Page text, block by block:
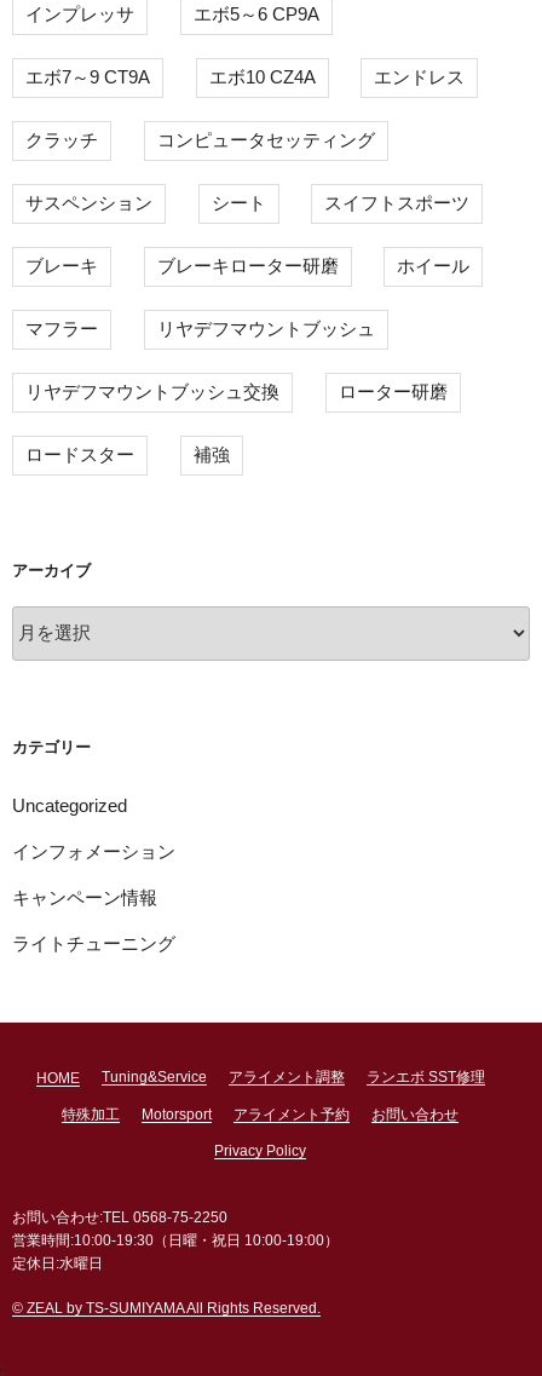
インプレッサ エボ5～6 CP9A
エボ7～9 CT9A エボ10 CZ4A エンドレス
クラッチ コンピュータセッティング
サスペンション シート スイフトスポーツ
ブレーキ ブレーキローター研磨 ホイール
マフラー リヤデフマウントブッシュ
リヤデフマウントブッシュ交換 ローター研磨
ロードスター 補強
アーカイブ
ー
カテゴリー
Uncategorized
インフォメーション
キャンペーン情報
ライトチューニング
HOME Tuning&Service アライメント調整 ランエボ SST修理
特殊加工 Motorsport アライメント予約 お問い合わせ
Privacy Policy
お問い合わせ:TEL 0568-75-2250
営業時間:10:00-19:30（日曜・祝日 10:00-19:00）
定休日:水曜日
© ZEAL by TS-SUMIYAMA All Rights Reserved.
;